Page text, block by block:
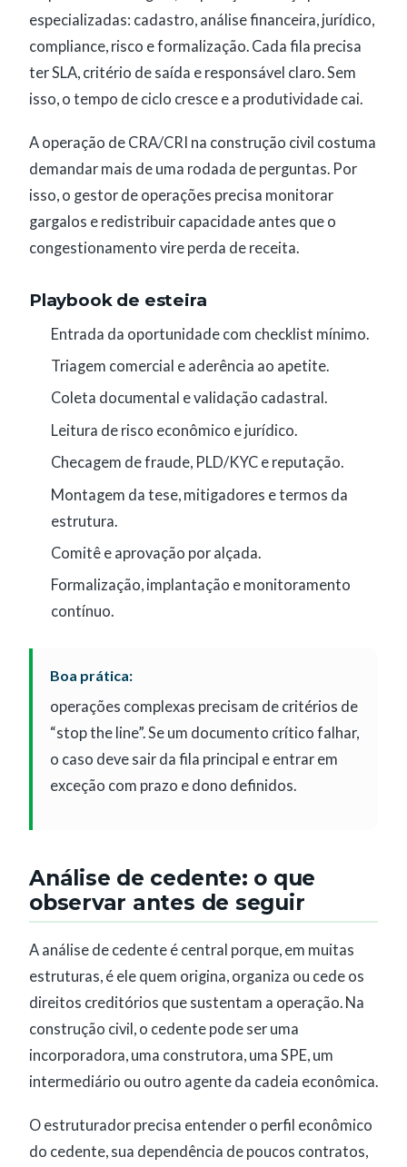
especializadas: cadastro, análise financeira, jurídico,
compliance, risco e formalização. Cada fila precisa
ter SLA, critério de saída e responsável claro. Sem
isso, o tempo de ciclo cresce e a produtividade cai.
A operação de CRA/CRI na construção civil costuma
demandar mais de uma rodada de perguntas. Por
isso, o gestor de operações precisa monitorar
gargalos e redistribuir capacidade antes que o
congestionamento vire perda de receita.
Playbook de esteira
Entrada da oportunidade com checklist mínimo.
Triagem comercial e aderência ao apetite.
Coleta documental e validação cadastral.
Leitura de risco econômico e jurídico.
Checagem de fraude, PLD/KYC e reputação.
Montagem da tese, mitigadores e termos da
estrutura.
Comitê e aprovação por alçada.
Formalização, implantação e monitoramento
contínuo.
Boa prática:
operações complexas precisam de critérios de
“stop the line”. Se um documento crítico falhar,
o caso deve sair da fila principal e entrar em
exceção com prazo e dono definidos.
Análise de cedente: o que
observar antes de seguir
A análise de cedente é central porque, em muitas
estruturas, é ele quem origina, organiza ou cede os
direitos creditórios que sustentam a operação. Na
construção civil, o cedente pode ser uma
incorporadora, uma construtora, uma SPE, um
intermediário ou outro agente da cadeia econômica.
O estruturador precisa entender o perfil econômico
do cedente, sua dependência de poucos contratos,